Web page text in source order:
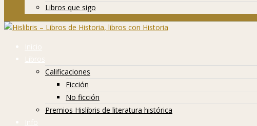
Libros que sigo
Inicio
Libros
Calificaciones
Ficción
No ficción
Premios Hislibris de literatura histórica
Info